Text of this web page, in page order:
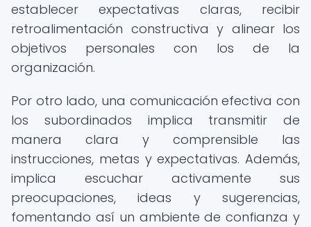
establecer expectativas claras, recibir
retroalimentación constructiva y alinear los
objetivos personales con los de la
organización.
Por otro lado, una comunicación efectiva con
los subordinados implica transmitir de
manera clara y comprensible las
instrucciones, metas y expectativas. Además,
implica escuchar activamente sus
preocupaciones, ideas y sugerencias,
fomentando así un ambiente de confianza y